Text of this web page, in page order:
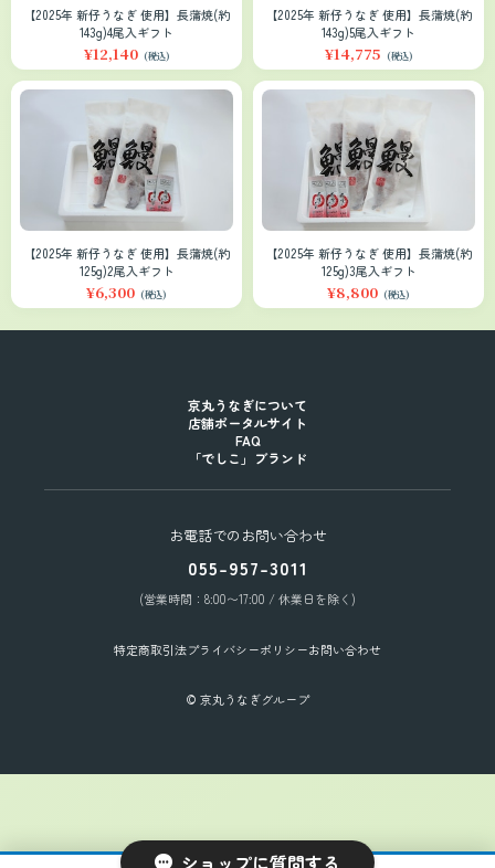
【2025年 新仔うなぎ 使用】長蒲焼(約
143g)4尾入ギフト
¥12,140 (税込)
【2025年 新仔うなぎ 使用】長蒲焼(約
143g)5尾入ギフト
¥14,775 (税込)
【2025年 新仔うなぎ 使用】長蒲焼(約
125g)2尾入ギフト
¥6,300 (税込)
【2025年 新仔うなぎ 使用】長蒲焼(約
125g)3尾入ギフト
¥8,800 (税込)
京丸うなぎについて
店舗ポータルサイト
FAQ
「でしこ」ブランド
お電話でのお問い合わせ
055-957-3011
(営業時間：8:00〜17:00 / 休業日を除く)
特定商取引法プライバシーポリシーお問い合わせ
© 京丸うなぎグループ
ショップに質問する